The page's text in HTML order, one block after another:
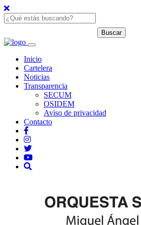
Inicio
Cartelera
Noticias
Transparencia
SECUM
OSIDEM
Aviso de privacidad
Contacto